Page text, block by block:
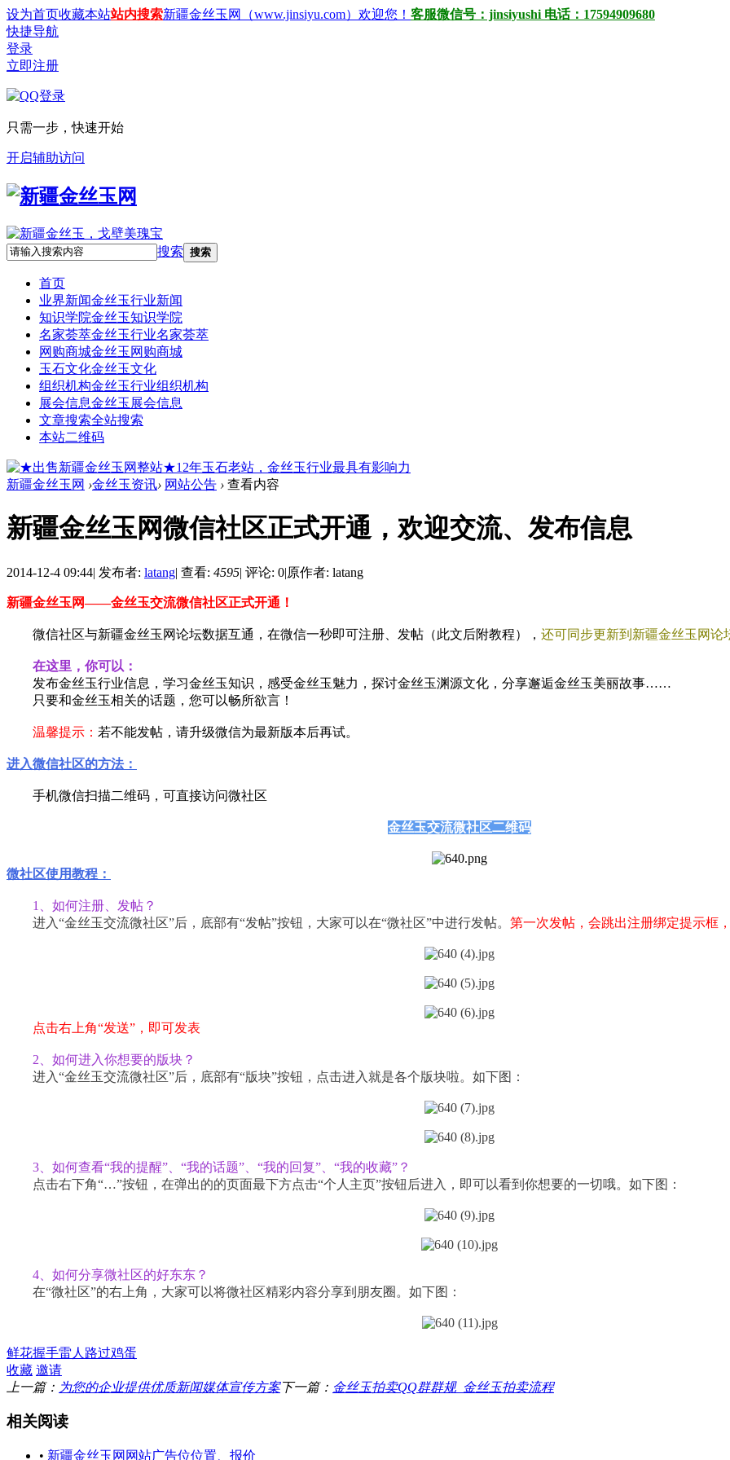
设为首页收藏本站站内搜索新疆金丝玉网（www.jinsiyu.com）欢迎您！ 客服微信号：jinsiyushi 电话：17594909680
快捷导航
登录
立即注册
只需一步，快速开始
开启辅助访问
搜索 搜索
首页
业界新闻金丝玉行业新闻
知识学院金丝玉知识学院
名家荟萃金丝玉行业名家荟萃
网购商城金丝玉网购商城
玉石文化金丝玉文化
组织机构金丝玉行业组织机构
展会信息金丝玉展会信息
文章搜索全站搜索
本站二维码
新疆金丝玉网 ›金丝玉资讯› 网站公告 › 查看内容
新疆金丝玉网微信社区正式开通，欢迎交流、发布信息
2014-12-4 09:44| 发布者: latang| 查看: 4595| 评论: 0|原作者: latang
新疆金丝玉网——金丝玉交流微信社区正式开通！
微信社区与新疆金丝玉网论坛数据互通，在微信一秒即可注册、发帖（此文后附教程）， 还可同步更新到新疆金丝玉网论
在这里，你可以：
发布金丝玉行业信息，学习金丝玉知识，感受金丝玉魅力，探讨金丝玉渊源文化，分享邂逅金丝玉美丽故事……
只要和金丝玉相关的话题，您可以畅所欲言！
温馨提示： 若不能发帖，请升级微信为最新版本后再试。
进入微信社区的方法：
手机微信扫描二维码，可直接访问微社区
金丝玉交流微社区二维码
微社区使用教程：
1、如何注册、发帖？
进入“金丝玉交流微社区”后，底部有“发帖”按钮，大家可以在“微社区”中进行发帖。 第一次发帖，会跳出注册绑定提示框
点击右上角“发送”，即可发表
2、如何进入你想要的版块？
进入“金丝玉交流微社区”后，底部有“版块”按钮，点击进入就是各个版块啦。如下图：
3、如何查看“我的提醒”、“我的话题”、“我的回复”、“我的收藏”？
点击右下角“…”按钮，在弹出的的页面最下方点击“个人主页”按钮后进入，即可以看到你想要的一切哦。如下图：
4、如何分享微社区的好东东？
在“微社区”的右上角，大家可以将微社区精彩内容分享到朋友圈。如下图：
鲜花握手雷人 路过鸡蛋
收藏 邀请
上一篇： 为您的企业提供优质新闻媒体宣传方案下一篇： 金丝玉拍卖QQ群群规_金丝玉拍卖流程
相关阅读
• 新疆金丝玉网网站广告位位置、报价